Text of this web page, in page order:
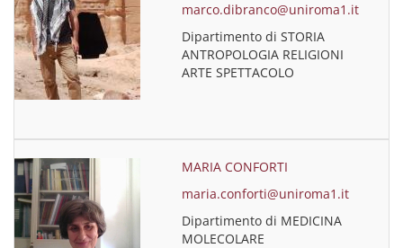
marco.dibranco@uniroma1.it
Dipartimento di STORIA
ANTROPOLOGIA RELIGIONI
ARTE SPETTACOLO
MARIA CONFORTI
maria.conforti@uniroma1.it
Dipartimento di MEDICINA
MOLECOLARE